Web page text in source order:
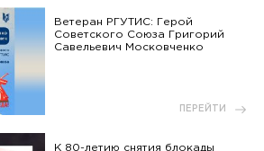
Ветеран РГУТИС: Герой
Советского Союза Григорий
Савельевич Московченко
ПЕРЕЙТИ
К 80-летию снятия блокады